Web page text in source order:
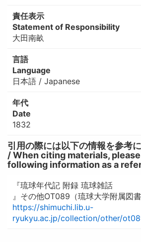
責任表示
Statement of Responsibility
大田南畝
言語
Language
日本語 / Japanese
年代
Date
1832
引用の際には以下の情報を参考
/ When citing materials,
following information as a
『琉球年代記 附録 琉球雑話
』その他OT089（琉球大学附属図
https://shimuchi.lib.u-
ryukyu.ac.jp/collection/other/